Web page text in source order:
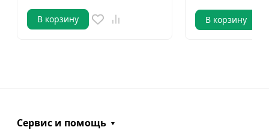
В корзину В корзину
Сервис и помощь